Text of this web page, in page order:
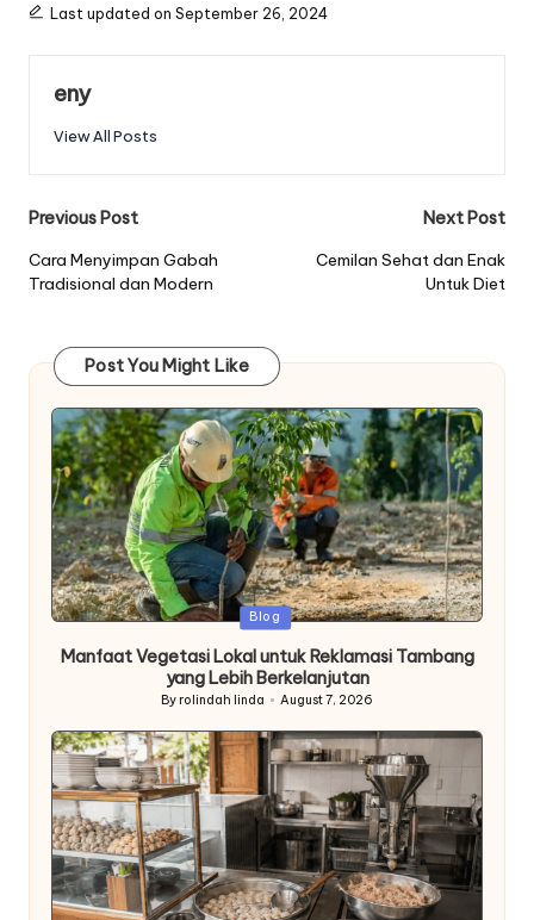
Last updated on September 26, 2024
eny
View All Posts
Post
navigation
Previous Post
Cara Menyimpan Gabah
Tradisional dan Modern
Next Post
Cemilan Sehat dan Enak
Untuk Diet
Post You Might Like
Posted
Blog
Manfaat Vegetasi Lokal untuk Reklamasi Tambang
yang Lebih Berkelanjutan
Posted
By rolindah linda August 7, 2026